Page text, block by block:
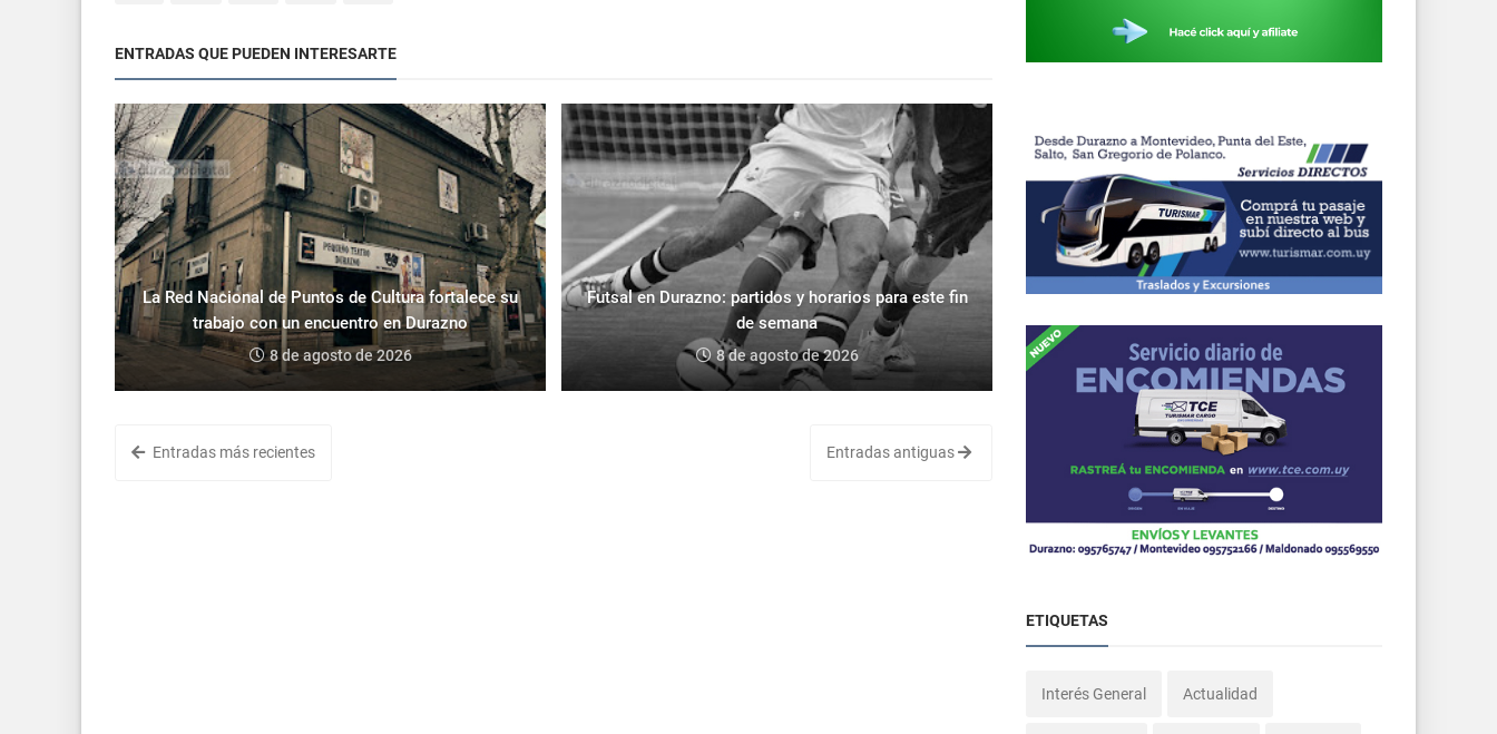
ENTRADAS QUE PUEDEN INTERESARTE
La Red Nacional de Puntos de Cultura fortalece su
trabajo con un encuentro en Durazno
8 de agosto de 2026
Futsal en Durazno: partidos y horarios para este fin
de semana
8 de agosto de 2026
Entradas más recientes Entradas antiguas
ETIQUETAS
Interés General Actualidad